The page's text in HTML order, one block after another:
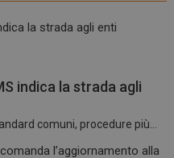
indica la strada agli
comuni, procedure più...